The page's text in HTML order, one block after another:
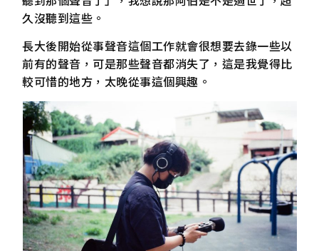
久沒聽到這些。
長大後開始從事聲音這個工作就會很想要去錄一些以
前有的聲音，可是那些聲音都消失了，這是我覺得比
較可惜的地方，太晚從事這個興趣。